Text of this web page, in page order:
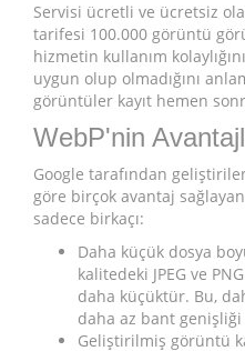
Servisi ücretli ve ücretsiz
tarifesi 100.000 görüntü
hizmetin kullanım
uygun olup olmadığını
görüntüler kayıt hemen
WebP'nin
Google tarafından
göre birçok avantaj
sadece birkaçı:
Daha küçük dosya
kalitedeki JPEG ve
daha küçüktür. Bu,
daha az bant genişliği
Geliştirilmiş görüntü